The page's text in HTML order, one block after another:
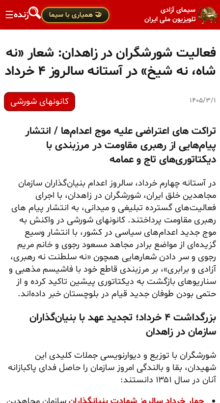
سیمای آزادی
تلویزیون ملی ایران
🤝 همیاری با سیما زنده☰
فعالیت شورشگران در زاهدان: شعار «نه
شاه، نه شیخ» در آستانه سالروز ۴ خرداد
۱۴۰۵/۳/۱ کانونهای شورشی
تراکت های اعتراضی علیه موج اعدام‌ها / انتشار
پیام‌هایی از رهبری مقاومت در مرزبندی با
دیکتاتوری‌های تاج و عمامه
در آستانه چهارم خرداد، سالروز اعدام بنیان‌گذاران سازمان
مجاهدین خلق ایران، شورشگران در زاهدان، با اجرای
فعالیت‌های گسترده تبلیغی و میدانی، به انتشار پیام های
رهبری مقاومت پرداختند. کانونهای شورشی در واکنش به
موج جدید اعدام‌های سیاسی در کشور، با انتشار وسیع
گزیده‌ای از مواضع برادر مجاهد مسعود رجوی و خانم مریم
رجوی و سر دادن شعارهایی همچون «نه سلطنت نه رهبری،
آزادی و برابری»، بر مرزبندی قاطع خود با فاشیسم مذهبی و
سناریوهای بازگشت به دیکتاتوری پیشین تاکید کرده و از
حتمی بودن طوفان جدید قیام در بلوچستان خبر داده‌اند.
بزرگداشت ۴ خرداد؛ تجدید عهد با بنیان‌گذاران
سازمان در زاهدان
شورشگران با توزیع و دیوارنویسی جملات کلیدی این
شهیدان، بقا و بالندگی امروز سازمان را حاصل فدای پاکبازانه
آنان در سال ۱۳۵۱ دانستند: